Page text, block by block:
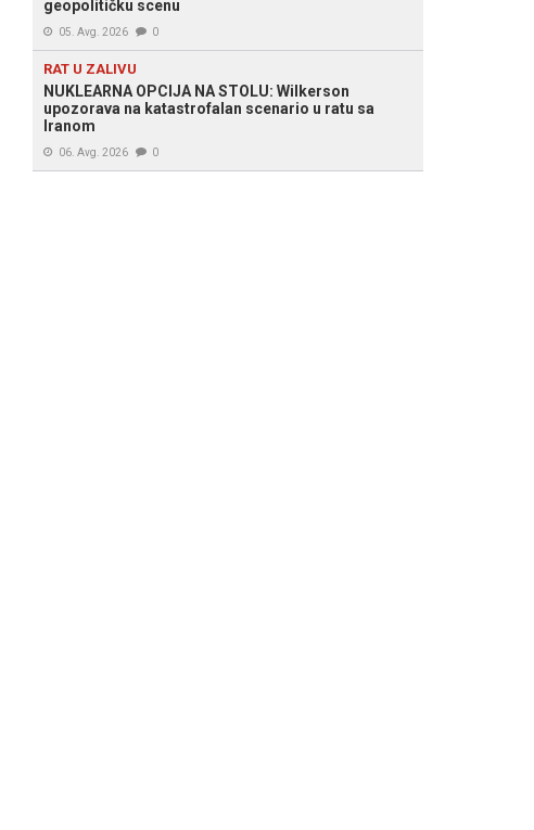
geopolitičku scenu
05. Avg. 2026 0
RAT U ZALIVU
NUKLEARNA OPCIJA NA STOLU: Wilkerson
upozorava na katastrofalan scenario u ratu sa
Iranom
06. Avg. 2026 0